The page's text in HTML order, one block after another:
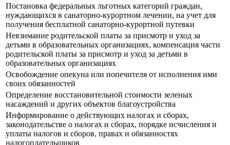
Постановка федеральных льготных категорий граждан,
нуждающихся в санаторно-курортном лечении, на учет для
получения бесплатной санаторно-курортной путевки
Невзимание родительской платы за присмотр и уход за
детьми в образовательных организациях, компенсация части
родительской платы за присмотр и уход за детьми в
образовательных организациях
Освобождение опекуна или попечителя от исполнения ими
своих обязанностей
Определение восстановительной стоимости зеленых
насаждений и других объектов благоустройства
Информирование о действующих налогах и сборах,
законодательстве о налогах и сборах, порядке исчисления и
уплаты налогов и сборов, правах и обязанностях
налогоплательщиков